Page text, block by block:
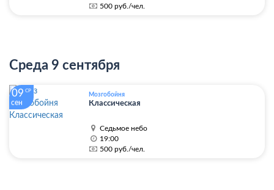
500 руб./чел.
Среда 9 сентября
09 СР
сен
Мозгобойня
Классическая
Седьмое небо
19:00
500 руб./чел.